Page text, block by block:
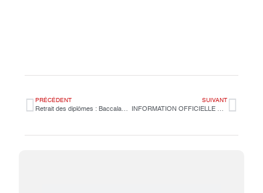
PRÉCÉDENT
Retrait des diplômes : Baccalauréat – DNB
SUIVANT
INFORMATION OFFICIELLE DU CVC/L : Projet Décoration collective de l’établissement